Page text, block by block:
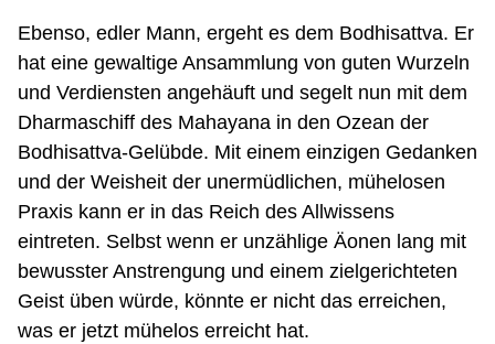
Ebenso, edler Mann, ergeht es dem Bodhisattva. Er
hat eine gewaltige Ansammlung von guten Wurzeln
und Verdiensten angehäuft und segelt nun mit dem
Dharmaschiff des Mahayana in den Ozean der
Bodhisattva-Gelübde. Mit einem einzigen Gedanken
und der Weisheit der unermüdlichen, mühelosen
Praxis kann er in das Reich des Allwissens
eintreten. Selbst wenn er unzählige Äonen lang mit
bewusster Anstrengung und einem zielgerichteten
Geist üben würde, könnte er nicht das erreichen,
was er jetzt mühelos erreicht hat.